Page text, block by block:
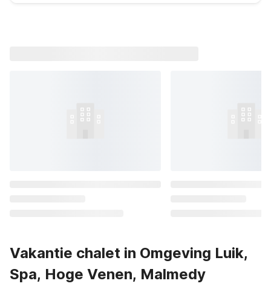
Vakantie chalet in Omgeving Luik,
Spa, Hoge Venen, Malmedy